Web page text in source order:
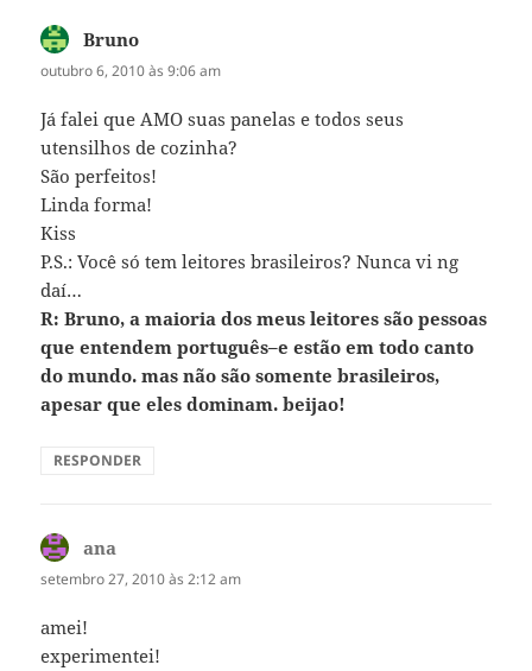
Bruno
outubro 6, 2010 às 9:06 am
Já falei que AMO suas panelas e todos seus
utensilhos de cozinha?
São perfeitos!
Linda forma!
Kiss
P.S.: Você só tem leitores brasileiros? Nunca vi ng
daí…
R: Bruno, a maioria dos meus leitores são pessoas
que entendem português–e estão em todo canto
do mundo. mas não são somente brasileiros,
apesar que eles dominam. beijao!
RESPONDER
ana
setembro 27, 2010 às 2:12 am
amei!
experimentei!